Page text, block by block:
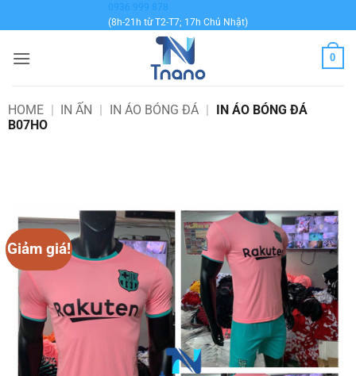
qua
dung
0936 999 878
(8h-21h từ T2-T7; 17h Chủ Nhật)
0
HOME | IN ẤN | IN ÁO BÓNG ĐÁ | IN ÁO BÓNG ĐÁ
B07HO
Giảm giá!